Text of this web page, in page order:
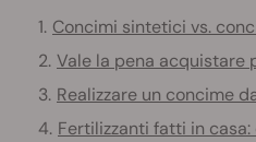
Concimi sintetici vs.
Vale la pena acquistare
Realizzare un concime
Fertilizzanti fatti in